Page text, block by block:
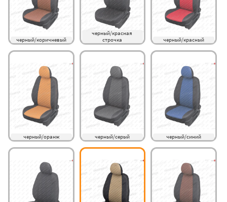
черный/коричневый
черный/красная
строчка
черный/красный
черный/оранж черный/серый черный/синий